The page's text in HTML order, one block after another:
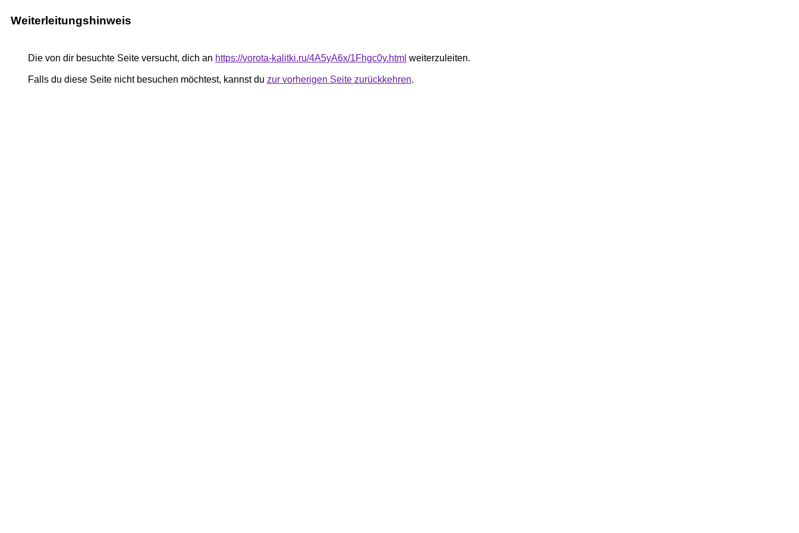
Weiterleitungshinweis
Die von dir besuchte Seite versucht, dich an https://vorota-kalitki.ru/4A5yA6x/1Fhgc0y.html weiterzuleiten.
Falls du diese Seite nicht besuchen möchtest, kannst du zur vorherigen Seite zurückkehren.